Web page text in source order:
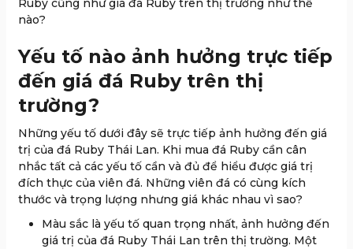
Ruby cũng như giá đá Ruby trên thị trường như thế
nào?
Yếu tố nào ảnh hưởng trực tiếp
đến giá đá Ruby trên thị
trường?
Những yếu tố dưới đây sẽ trực tiếp ảnh hưởng đến giá
trị của đá Ruby Thái Lan. Khi mua đá Ruby cần cân
nhắc tất cả các yếu tố cần và đủ để hiểu được giá trị
đích thực của viên đá. Những viên đá có cùng kích
thước và trọng lượng nhưng giá khác nhau vì sao?
Màu sắc là yếu tố quan trọng nhất, ảnh hưởng đến
giá trị của đá Ruby Thái Lan trên thị trường. Một